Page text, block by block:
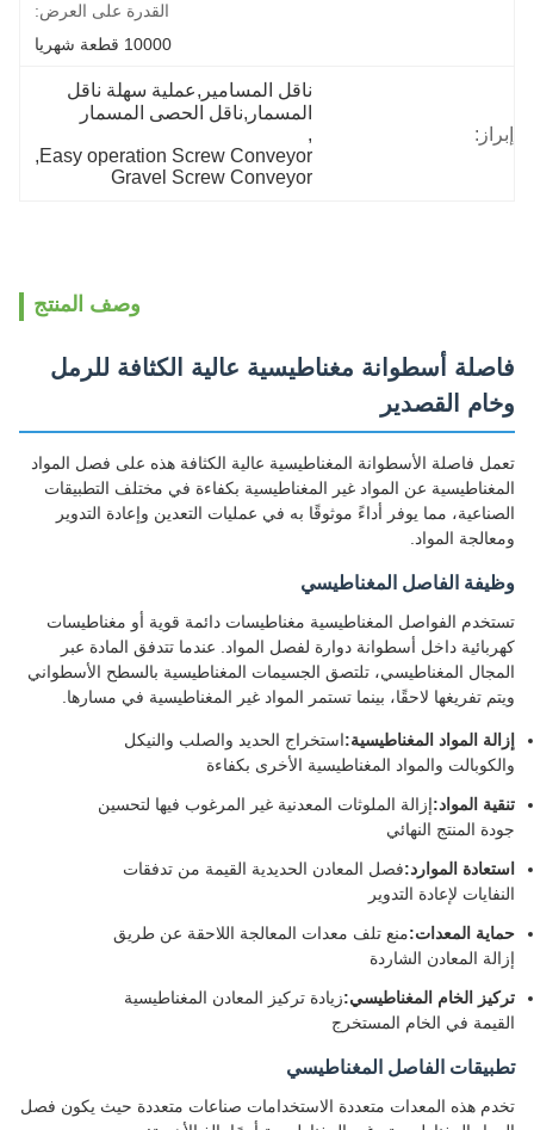
القدرة على العرض:
10000 قطعة شهريا
إبراز:
ناقل المسامير,عملية سهلة ناقل
المسمار,ناقل الحصى المسمار
,
Easy operation Screw Conveyor
,
Gravel Screw Conveyor
وصف المنتج
فاصلة أسطوانة مغناطيسية عالية الكثافة للرمل
وخام القصدير
تعمل فاصلة الأسطوانة المغناطيسية عالية الكثافة هذه على فصل المواد
المغناطيسية عن المواد غير المغناطيسية بكفاءة في مختلف التطبيقات
الصناعية، مما يوفر أداءً موثوقًا به في عمليات التعدين وإعادة التدوير
ومعالجة المواد.
وظيفة الفاصل المغناطيسي
تستخدم الفواصل المغناطيسية مغناطيسات دائمة قوية أو مغناطيسات
كهربائية داخل أسطوانة دوارة لفصل المواد. عندما تتدفق المادة عبر
المجال المغناطيسي، تلتصق الجسيمات المغناطيسية بالسطح الأسطواني
ويتم تفريغها لاحقًا، بينما تستمر المواد غير المغناطيسية في مسارها.
إزالة المواد المغناطيسية:استخراج الحديد والصلب والنيكل
والكوبالت والمواد المغناطيسية الأخرى بكفاءة
تنقية المواد:إزالة الملوثات المعدنية غير المرغوب فيها لتحسين
جودة المنتج النهائي
استعادة الموارد:فصل المعادن الحديدية القيمة من تدفقات
النفايات لإعادة التدوير
حماية المعدات:منع تلف معدات المعالجة اللاحقة عن طريق
إزالة المعادن الشاردة
تركيز الخام المغناطيسي:زيادة تركيز المعادن المغناطيسية
القيمة في الخام المستخرج
تطبيقات الفاصل المغناطيسي
تخدم هذه المعدات متعددة الاستخدامات صناعات متعددة حيث يكون فصل